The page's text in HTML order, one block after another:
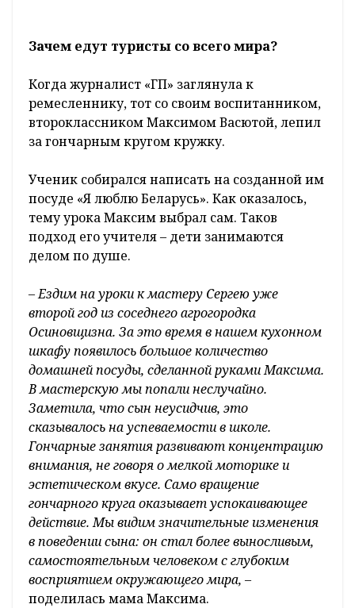
Зачем едут туристы со всего мира?
Когда журналист «ГП» заглянула к
ремесленнику, тот со своим воспитанником,
второклассником Максимом Васютой, лепил
за гончарным кругом кружку.
Ученик собирался написать на созданной им
посуде «Я люблю Беларусь». Как оказалось,
тему урока Максим выбрал сам. Таков
подход его учителя – дети занимаются
делом по душе.
– Ездим на уроки к мастеру Сергею уже
второй год из соседнего агрогородка
Осиновщизна. За это время в нашем кухонном
шкафу появилось большое количество
домашней посуды, сделанной руками Максима.
В мастерскую мы попали неслучайно.
Заметила, что сын неусидчив, это
сказывалось на успеваемости в школе.
Гончарные занятия развивают концентрацию
внимания, не говоря о мелкой моторике и
эстетическом вкусе. Само вращение
гончарного круга оказывает успокаивающее
действие. Мы видим значительные изменения
в поведении сына: он стал более выносливым,
самостоятельным человеком с глубоким
восприятием окружающего мира, –
поделилась мама Максима.